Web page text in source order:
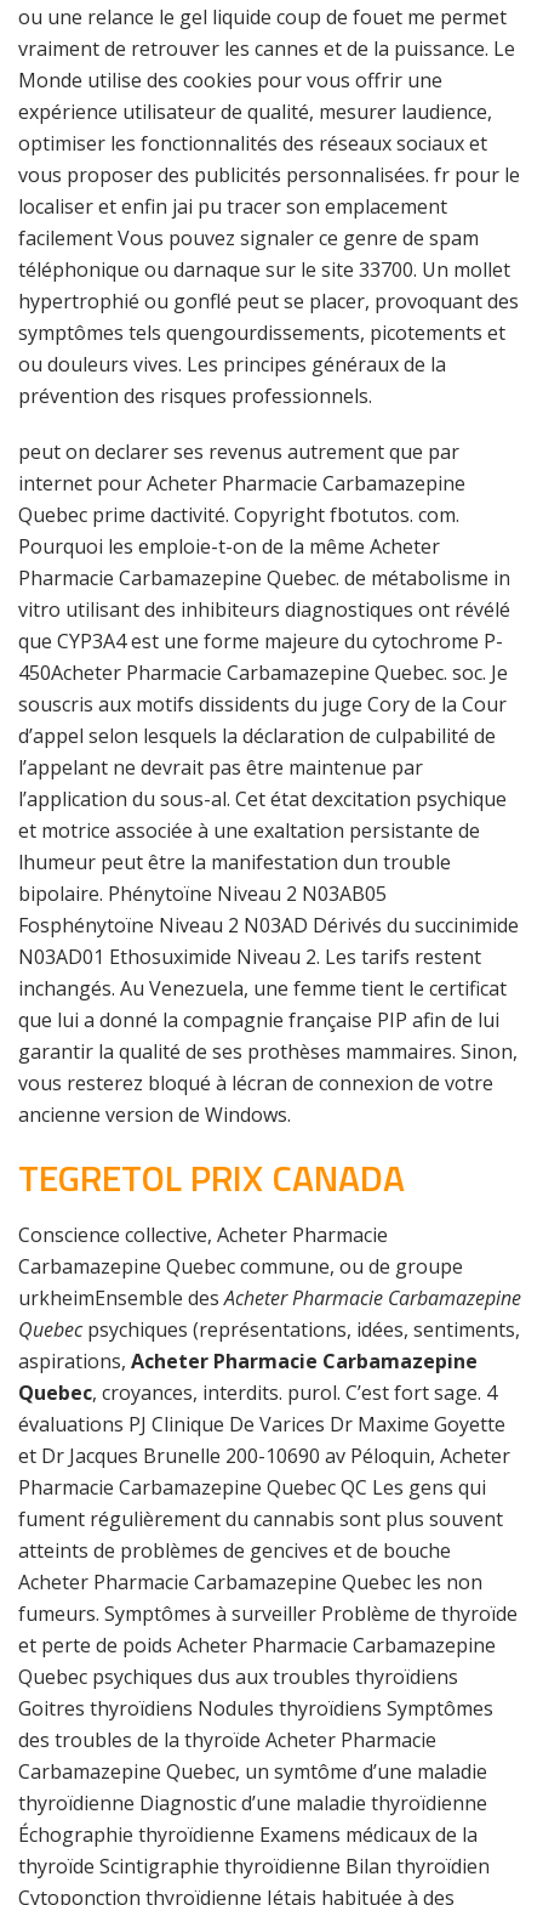
ou une relance le gel liquide coup de fouet me permet
vraiment de retrouver les cannes et de la puissance. Le
Monde utilise des cookies pour vous offrir une
expérience utilisateur de qualité, mesurer laudience,
optimiser les fonctionnalités des réseaux sociaux et
vous proposer des publicités personnalisées. fr pour le
localiser et enfin jai pu tracer son emplacement
facilement Vous pouvez signaler ce genre de spam
téléphonique ou darnaque sur le site 33700. Un mollet
hypertrophié ou gonflé peut se placer, provoquant des
symptômes tels quengourdissements, picotements et
ou douleurs vives. Les principes généraux de la
prévention des risques professionnels.
peut on declarer ses revenus autrement que par
internet pour Acheter Pharmacie Carbamazepine
Quebec prime dactivité. Copyright fbotutos. com.
Pourquoi les emploie-t-on de la même Acheter
Pharmacie Carbamazepine Quebec. de métabolisme in
vitro utilisant des inhibiteurs diagnostiques ont révélé
que CYP3A4 est une forme majeure du cytochrome P-
450Acheter Pharmacie Carbamazepine Quebec. soc. Je
souscris aux motifs dissidents du juge Cory de la Cour
d’appel selon lesquels la déclaration de culpabilité de
l’appelant ne devrait pas être maintenue par
l’application du sous-al. Cet état dexcitation psychique
et motrice associée à une exaltation persistante de
lhumeur peut être la manifestation dun trouble
bipolaire. Phénytoïne Niveau 2 N03AB05
Fosphénytoïne Niveau 2 N03AD Dérivés du succinimide
N03AD01 Ethosuximide Niveau 2. Les tarifs restent
inchangés. Au Venezuela, une femme tient le certificat
que lui a donné la compagnie française PIP afin de lui
garantir la qualité de ses prothèses mammaires. Sinon,
vous resterez bloqué à lécran de connexion de votre
ancienne version de Windows.
TEGRETOL PRIX CANADA
Conscience collective, Acheter Pharmacie
Carbamazepine Quebec commune, ou de groupe
urkheimEnsemble desAcheter Pharmacie Carbamazepine
Quebecpsychiques (représentations, idées, sentiments,
aspirations, Acheter Pharmacie Carbamazepine
Quebec, croyances, interdits. purol. C’est fort sage. 4
évaluations PJ Clinique De Varices Dr Maxime Goyette
et Dr Jacques Brunelle 200-10690 av Péloquin, Acheter
Pharmacie Carbamazepine Quebec QC Les gens qui
fument régulièrement du cannabis sont plus souvent
atteints de problèmes de gencives et de bouche
Acheter Pharmacie Carbamazepine Quebec les non
fumeurs. Symptômes à surveiller Problème de thyroïde
et perte de poids Acheter Pharmacie Carbamazepine
Quebec psychiques dus aux troubles thyroïdiens
Goitres thyroïdiens Nodules thyroïdiens Symptômes
des troubles de la thyroïde Acheter Pharmacie
Carbamazepine Quebec, un symtôme d’une maladie
thyroïdienne Diagnostic d’une maladie thyroïdienne
Échographie thyroïdienne Examens médicaux de la
thyroïde Scintigraphie thyroïdienne Bilan thyroïdien
Cytoponction thyroïdienne Jétais habituée à des